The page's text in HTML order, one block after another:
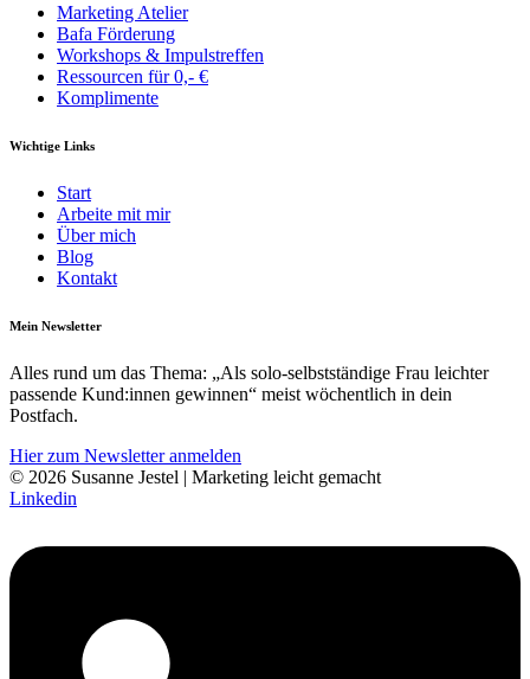
Marketing Atelier
Bafa Förderung
Workshops & Impulstreffen
Ressourcen für 0,- €
Komplimente
Wichtige Links
Start
Arbeite mit mir
Über mich
Blog
Kontakt
Mein Newsletter
Alles rund um das Thema: „Als solo-selbst­­ständige Frau leichter
pass­ende Kund:innen gewinnen“ meist wöchentlich in dein
Postfach.
Hier zum Newsletter anmelden
© 2026 Susanne Jestel | Marketing leicht gemacht
Linkedin